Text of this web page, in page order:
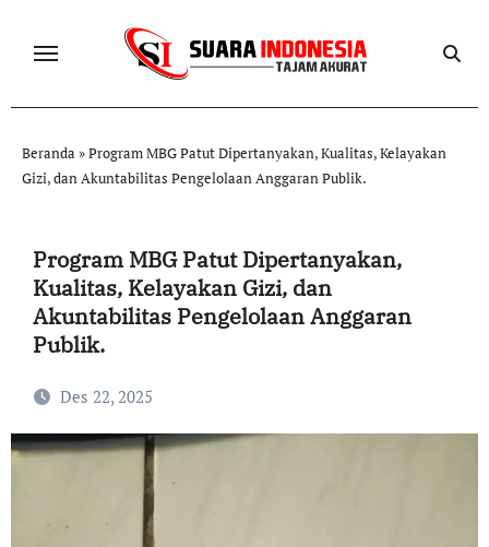
Beranda »Program MBG Patut Dipertanyakan, Kualitas, Kelayakan
Gizi, dan Akuntabilitas Pengelolaan Anggaran Publik.
Program MBG Patut Dipertanyakan,
Kualitas, Kelayakan Gizi, dan
Akuntabilitas Pengelolaan Anggaran
Publik.
Des 22, 2025